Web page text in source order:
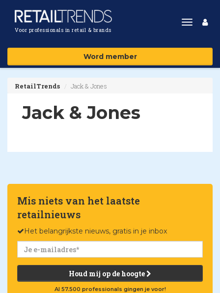
Voor professionals in retail & brands
Toggle
Word member
RetailTrends Jack & Jones
Jack & Jones
Mis niets van het laatste
retailnieuws
Het belangrijkste nieuws, gratis in je inbox
Houd mij op de hoogte
Al 57.500 professionals gingen je voor!